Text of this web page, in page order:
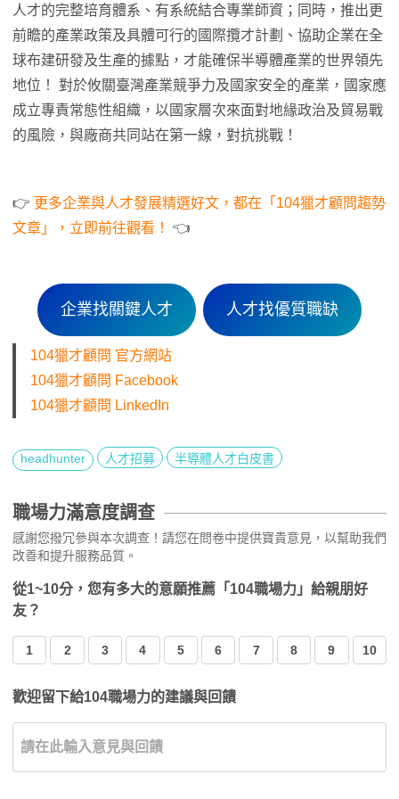
人才的完整培育體系、有系統結合專業師資；同時，推出更
前瞻的產業政策及具體可行的國際攬才計劃、協助企業在全
球布建研發及生產的據點，才能確保半導體產業的世界領先
地位！ 對於攸關臺灣產業競爭力及國家安全的產業，國家應
成立專責常態性組織，以國家層次來面對地緣政治及貿易戰
的風險，與廠商共同站在第一線，對抗挑戰！
👉 更多企業與人才發展精選好文，都在「104獵才顧問趨勢
文章」，立即前往觀看！
👈
企業找關鍵人才 人才找優質職缺
104獵才顧問 官方網站
104獵才顧問 Facebook
104獵才顧問 LinkedIn
headhunter 人才招募 半導體人才白皮書
職場力滿意度調查
感謝您撥冗參與本次調查！請您在問卷中提供寶貴意見，以幫助我們
改善和提升服務品質。
從1~10分，您有多大的意願推薦「104職場力」給親朋好
友？
1 2 3 4 5 6 7 8 9 10
歡迎留下給104職場力的建議與回饋